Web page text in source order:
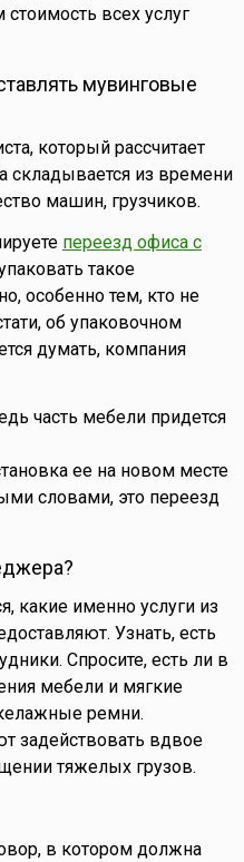
стоимость всех услуг
мувинговые
который рассчитает
складывается из времени
машин, грузчиков.
переезд офиса с
такое
особенно тем, кто не
об упаковочном
думать, компания
часть мебели придется
ее на новом месте
словами, это переезд
какие именно услуги из
Узнать, есть
Спросите, есть ли в
мебели и мягкие
ремни.
задействовать вдвое
тяжелых грузов.
в котором должна